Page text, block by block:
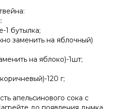
1 бутылка;
заменить на яблочный)
на яблоко)-1шт;
120 г;
апельсинового сока с